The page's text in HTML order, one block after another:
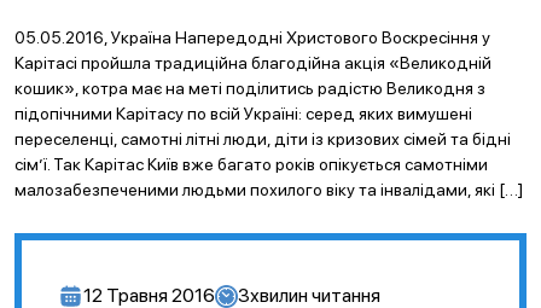
05.05.2016, Україна Напередодні Христового Воскресіння у
Карітасі пройшла традиційна благодійна акція «Великодній
кошик», котра має на меті поділитись радістю Великодня з
підопічними Карітасу по всій Україні: серед яких вимушені
переселенці, самотні літні люди, діти із кризових сімей та бідні
сім’ї. Так Карітас Київ вже багато років опікується самотніми
малозабезпеченими людьми похилого віку та інвалідами, які […]
12 Травня 2016 3хвилин читання